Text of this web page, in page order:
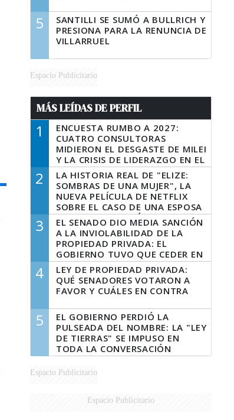
5
SANTILLI SE SUMÓ A BULLRICH Y
PRESIONA PARA LA RENUNCIA DE
VILLARRUEL
Espacio Publicitario
MÁS LEÍDAS DE PERFIL
1
ENCUESTA RUMBO A 2027:
CUATRO CONSULTORAS
MIDIERON EL DESGASTE DE MILEI
Y LA CRISIS DE LIDERAZGO EN EL
PERONISMO
2
LA HISTORIA REAL DE "ELIZE:
SOMBRAS DE UNA MUJER", LA
NUEVA PELÍCULA DE NETFLIX
SOBRE EL CASO DE UNA ESPOSA
QUE DESCUARTIZÓ A SU
MARIDO
3
EL SENADO DIO MEDIA SANCIÓN
A LA INVIOLABILIDAD DE LA
PROPIEDAD PRIVADA: EL
GOBIERNO TUVO QUE CEDER EN
LA LEY DEL MANEJO DEL FUEGO
4
LEY DE PROPIEDAD PRIVADA:
QUÉ SENADORES VOTARON A
FAVOR Y CUÁLES EN CONTRA
5
EL GOBIERNO PERDIÓ LA
PULSEADA DEL NOMBRE: LA "LEY
DE TIERRAS" SE IMPUSO EN
TODA LA CONVERSACIÓN
DIGITAL
Espacio Publicitario
Espacio Publicitario